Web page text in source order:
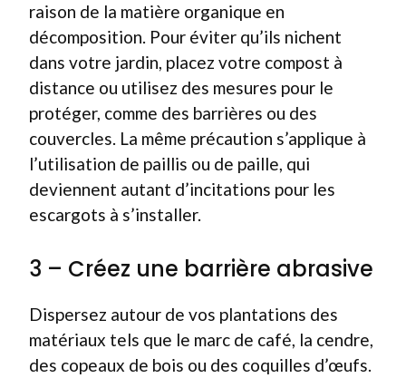
raison de la matière organique en
décomposition. Pour éviter qu’ils nichent
dans votre jardin, placez votre compost à
distance ou utilisez des mesures pour le
protéger, comme des barrières ou des
couvercles. La même précaution s’applique à
l’utilisation de paillis ou de paille, qui
deviennent autant d’incitations pour les
escargots à s’installer.
3 – Créez une barrière abrasive
Dispersez autour de vos plantations des
matériaux tels que le marc de café, la cendre,
des copeaux de bois ou des coquilles d’œufs.